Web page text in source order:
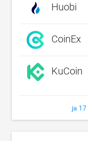
Huobi
CoinEx
KuCoin
ja